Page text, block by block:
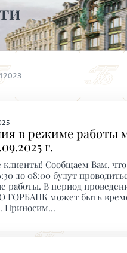
2023
в режиме работы
г.
Сообщаем Вам, что
до 08:00 будут
работы. В период
ГОРБАНК может быть
Приносим...